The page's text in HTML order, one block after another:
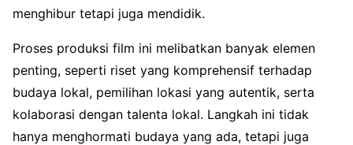
menghibur tetapi juga mendidik.
Proses produksi film ini melibatkan banyak elemen
penting, seperti riset yang komprehensif terhadap
budaya lokal, pemilihan lokasi yang autentik, serta
kolaborasi dengan talenta lokal. Langkah ini tidak
hanya menghormati budaya yang ada, tetapi juga